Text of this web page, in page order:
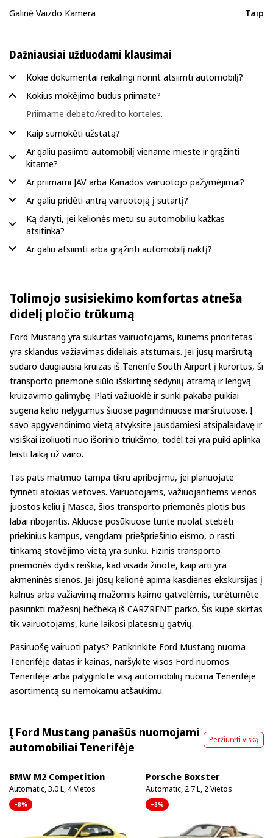
Galinė Vaizdo Kamera
Taip
Dažniausiai užduodami klausimai
Kokie dokumentai reikalingi norint atsiimti automobilį?
Kokius mokėjimo būdus priimate?
Priimame debeto/kredito korteles.
Kaip sumokėti užstatą?
Ar galiu pasiimti automobilį viename mieste ir grąžinti
kitame?
Ar priimami JAV arba Kanados vairuotojo pažymėjimai?
Ar galiu pridėti antrą vairuotoją į sutartį?
Ką daryti, jei kelionės metu su automobiliu kažkas
atsitinka?
Ar galiu atsiimti arba grąžinti automobilį naktį?
Tolimojo susisiekimo komfortas atneša
didelį pločio trūkumą
Ford Mustang yra sukurtas vairuotojams, kuriems prioritetas
yra sklandus važiavimas dideliais atstumais. Jei jūsų maršrutą
sudaro daugiausia kruizas iš Tenerife South Airport į kurortus, ši
transporto priemonė siūlo išskirtinę sėdynių atramą ir lengvą
kruizavimo galimybę. Plati važiuoklė ir sunki pakaba puikiai
sugeria kelio nelygumus šiuose pagrindiniuose maršrutuose. Į
savo apgyvendinimo vietą atvyksite jausdamiesi atsipalaidavę ir
visiškai izoliuoti nuo išorinio triukšmo, todėl tai yra puiki aplinka
leisti laiką už vairo.
Tas pats matmuo tampa tikru apribojimu, jei planuojate
tyrinėti atokias vietoves. Vairuotojams, važiuojantiems vienos
juostos keliu į Masca, šios transporto priemonės plotis bus
labai ribojantis. Akluose posūkiuose turite nuolat stebėti
priekinius kampus, vengdami priešpriešinio eismo, o rasti
tinkamą stovėjimo vietą yra sunku. Fizinis transporto
priemonės dydis reiškia, kad visada žinote, kaip arti yra
akmeninės sienos. Jei jūsų kelionė apima kasdienes ekskursijas į
kalnus arba važiavimą mažomis kaimo gatvelėmis, turėtumėte
pasirinkti mažesnį hečbeką iš CARZRENT parko. Šis kupė skirtas
tik vairuotojams, kurie laikosi platesnių gatvių.
Pasiruošę vairuoti patys? Patikrinkite Ford Mustang nuoma
Tenerifėje datas ir kainas, naršykite visos Ford nuomos
Tenerifėje arba palyginkite visą automobilių nuoma Tenerifėje
asortimentą su nemokamu atšaukimu.
Į Ford Mustang panašūs nuomojami
automobiliai Tenerifėje
Peržiūrėti viską
BMW M2 Competition
Automatic, 3.0 L, 4 Vietos
–8%
Porsche Boxster
Automatic, 2.7 L, 2 Vietos
–8%